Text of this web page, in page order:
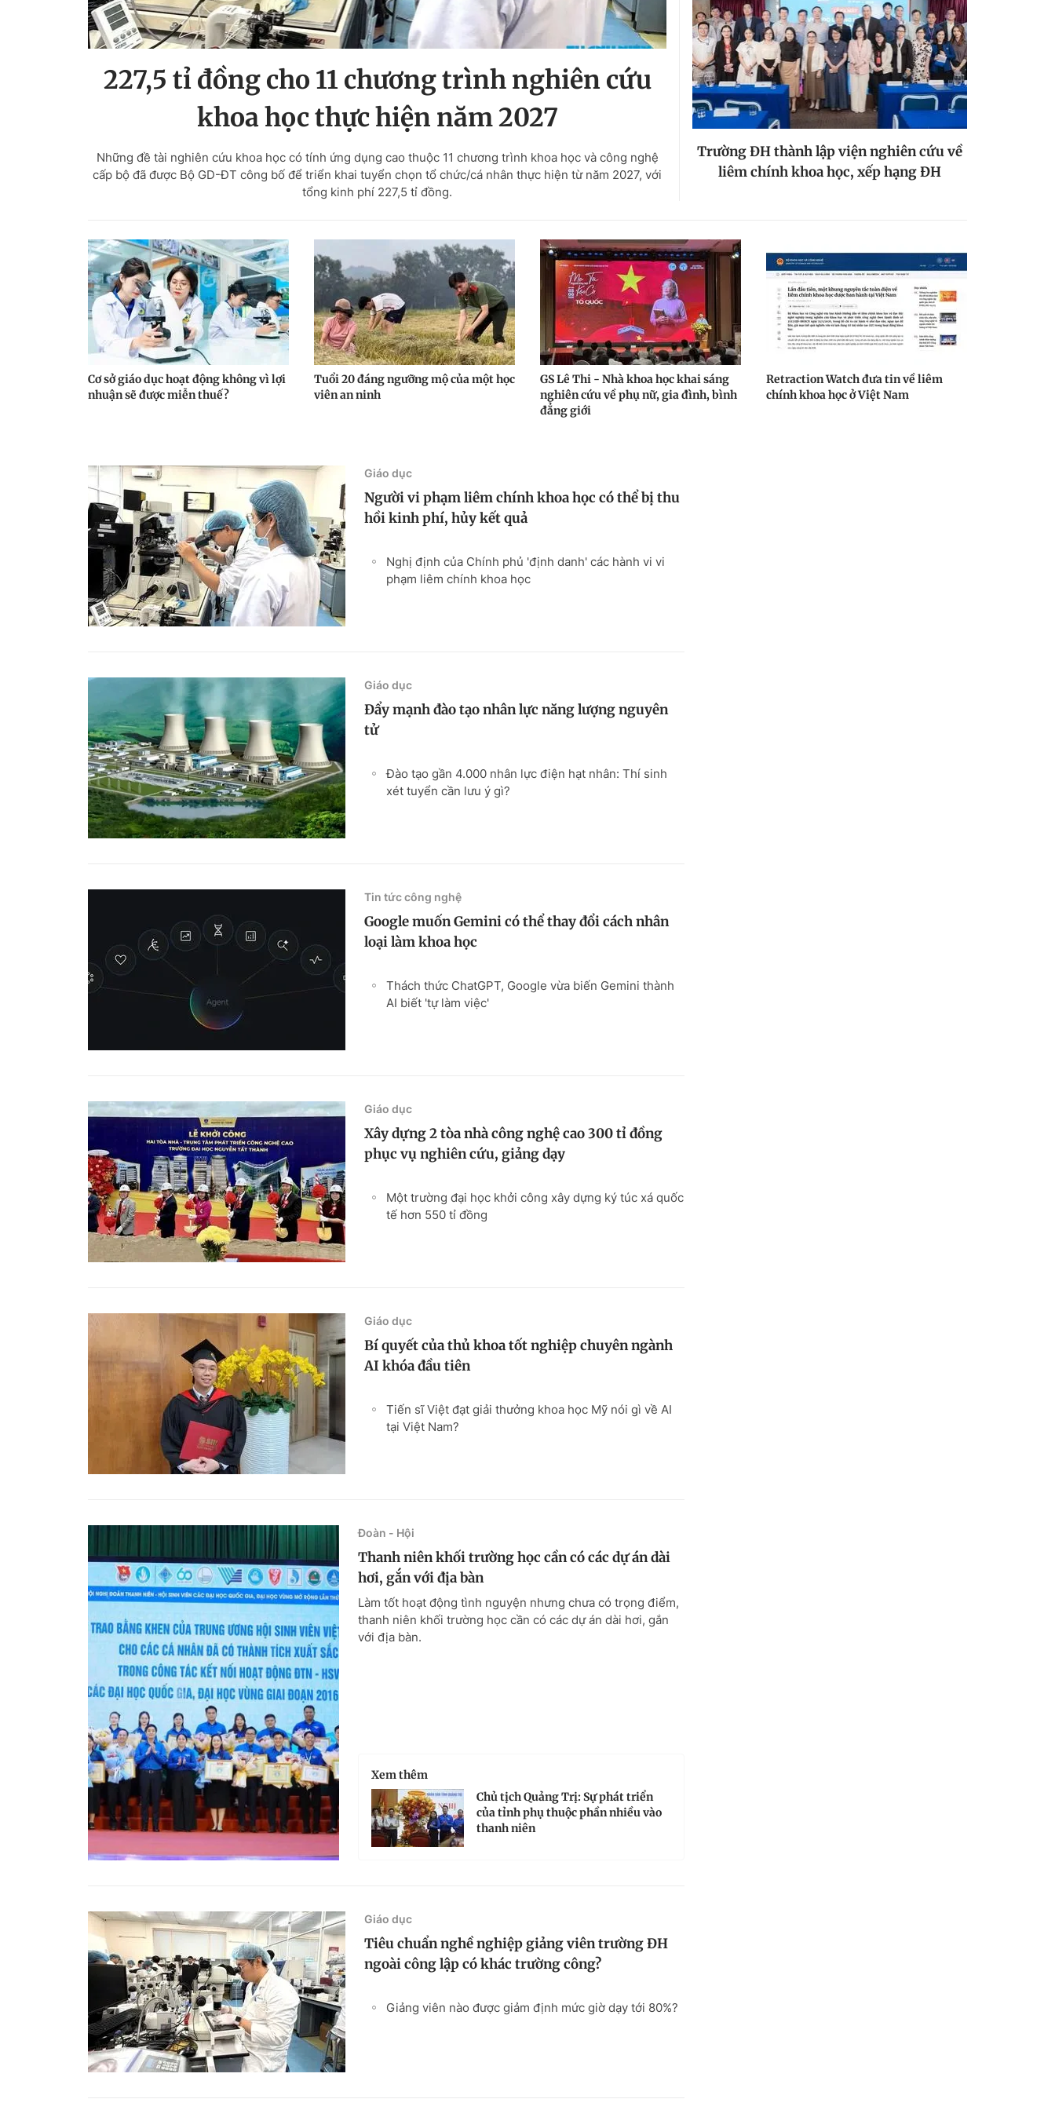
227,5 tỉ đồng cho 11 chương trình nghiên cứu
khoa học thực hiện năm 2027
Những đề tài nghiên cứu khoa học có tính ứng dụng cao thuộc 11 chương trình khoa học và công nghệ
cấp bộ đã được Bộ GD-ĐT công bố để triển khai tuyển chọn tổ chức/cá nhân thực hiện từ năm 2027, với
tổng kinh phí 227,5 tỉ đồng.
Trường ĐH thành lập viện nghiên cứu về
liêm chính khoa học, xếp hạng ĐH
Cơ sở giáo dục hoạt động không vì lợi
nhuận sẽ được miễn thuế?
Tuổi 20 đáng ngưỡng mộ của một học
viên an ninh
GS Lê Thi - Nhà khoa học khai sáng
nghiên cứu về phụ nữ, gia đình, bình
đẳng giới
Retraction Watch đưa tin về liêm
chính khoa học ở Việt Nam
Giáo dục
Người vi phạm liêm chính khoa học có thể bị thu
hồi kinh phí, hủy kết quả
Nghị định của Chính phủ 'định danh' các hành vi vi
phạm liêm chính khoa học
Giáo dục
Đẩy mạnh đào tạo nhân lực năng lượng nguyên
tử
Đào tạo gần 4.000 nhân lực điện hạt nhân: Thí sinh
xét tuyển cần lưu ý gì?
Tin tức công nghệ
Google muốn Gemini có thể thay đổi cách nhân
loại làm khoa học
Thách thức ChatGPT, Google vừa biến Gemini thành
AI biết 'tự làm việc'
Giáo dục
Xây dựng 2 tòa nhà công nghệ cao 300 tỉ đồng
phục vụ nghiên cứu, giảng dạy
Một trường đại học khởi công xây dựng ký túc xá quốc
tế hơn 550 tỉ đồng
Giáo dục
Bí quyết của thủ khoa tốt nghiệp chuyên ngành
AI khóa đầu tiên
Tiến sĩ Việt đạt giải thưởng khoa học Mỹ nói gì về AI
tại Việt Nam?
Đoàn - Hội
Thanh niên khối trường học cần có các dự án dài
hơi, gắn với địa bàn
Làm tốt hoạt động tình nguyện nhưng chưa có trọng điểm,
thanh niên khối trường học cần có các dự án dài hơi, gắn
với địa bàn.
Xem thêm
Chủ tịch Quảng Trị: Sự phát triển
của tỉnh phụ thuộc phần nhiều vào
thanh niên
Giáo dục
Tiêu chuẩn nghề nghiệp giảng viên trường ĐH
ngoài công lập có khác trường công?
Giảng viên nào được giảm định mức giờ dạy tới 80%?